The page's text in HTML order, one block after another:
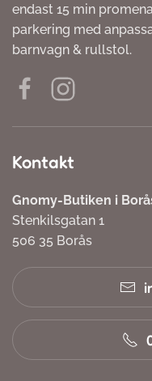
endast 15 min
parkering med
barnvagn & rullstol.
Kontakt
Gnomy-Butiken i
Stenkilsgatan 1
506 35 Borås